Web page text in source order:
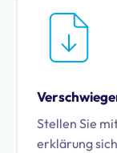
Stellen Sie
erklärung